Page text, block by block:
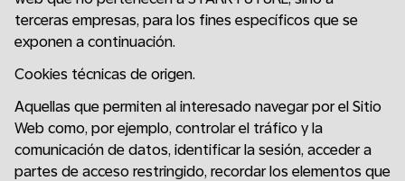
terceras empresas, para los fines específicos que se
exponen a continuación.
Cookies técnicas de origen.
Aquellas que permiten al interesado navegar por el Sitio
Web como, por ejemplo, controlar el tráfico y la
comunicación de datos, identificar la sesión, acceder a
partes de acceso restringido, recordar los elementos que